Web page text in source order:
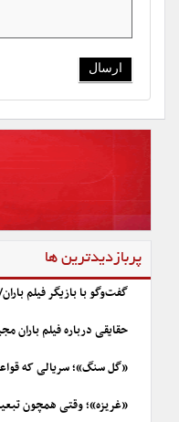
پربازدیدترین ها
گفت‌وگو با بازیگر فیلم
حقایقی درباره فیلم باران
«گل سنگ»؛ سریالی که
«غریزه»؛ وقتی همچون